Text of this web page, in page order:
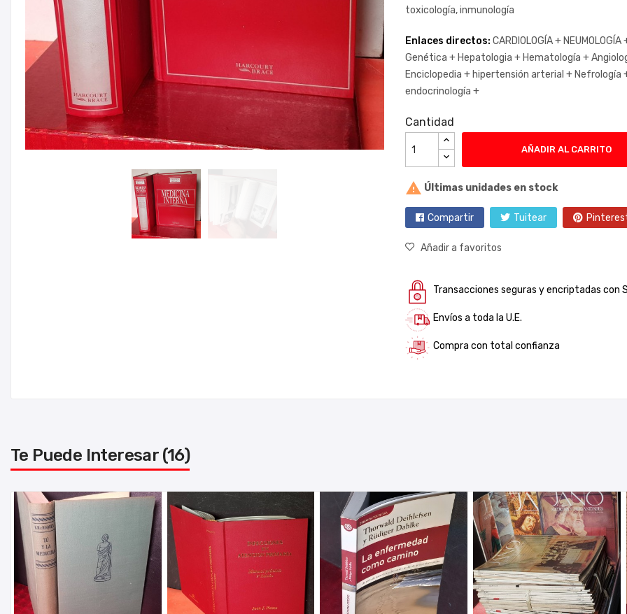
toxicología, inmunología
Enlaces directos: CARDIOLOGÍA + NEUMOLOGÍA
Genética + Hepatologia + Hematología +
Enciclopedia + hipertensión arterial + Nefrología
endocrinología +
Cantidad
AÑADIR AL CARRITO
 Últimas unidades en stock
Compartir Tuitear
Añadir a favoritos
Transacciones seguras y encriptadas con
Envíos a toda la U.E.
Compra con total confianza
Te Puede Interesar (16)